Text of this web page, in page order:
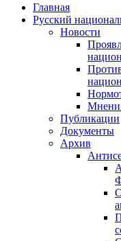
Главная
Русский
Новости
Публикации
Документы
Архив